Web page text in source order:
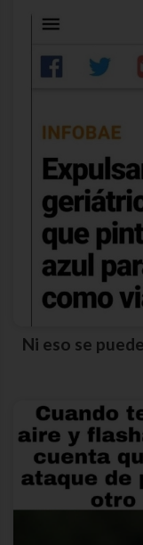
Ni eso se